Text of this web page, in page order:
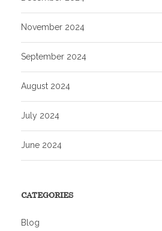
November 2024
September 2024
August 2024
July 2024
June 2024
CATEGORIES
Blog